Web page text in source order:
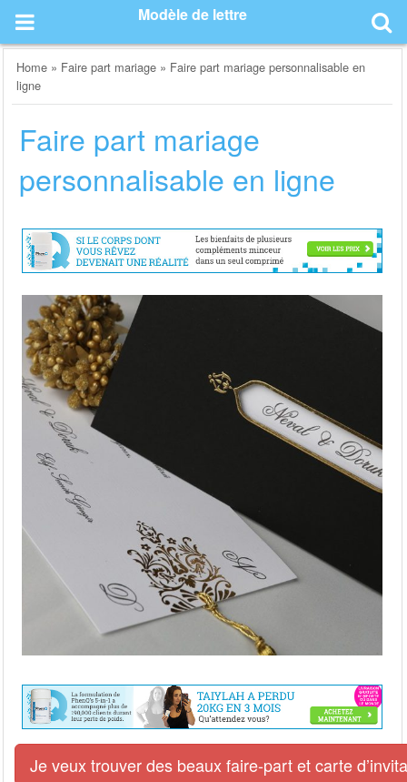
content
Modèle de lettre
Home » Faire part mariage » Faire part mariage personnalisable en
ligne
Faire part mariage
personnalisable en ligne
Je veux trouver des beaux faire-part et carte